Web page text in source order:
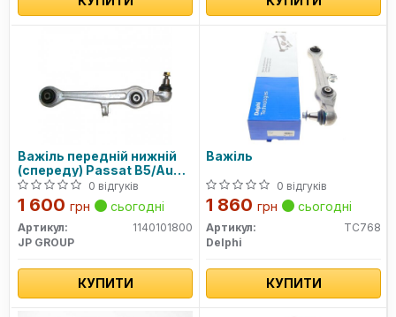
Важіль передній нижній
(спереду) Passat B5/Audi
A4 95-02/A6 97-05 (конус
21мм)
0 відгуків
1 600 грн сьогодні
Артикул:
1140101800
JP GROUP
КУПИТИ
Важіль
0 відгуків
1 860 грн сьогодні
Артикул:
TC768
Delphi
КУПИТИ